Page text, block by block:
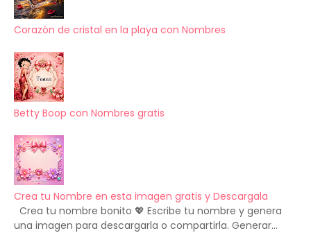
Corazón de cristal en la playa con Nombres
Betty Boop con Nombres gratis
Crea tu Nombre en esta imagen gratis y Descargala
Crea tu nombre bonito 💖 Escribe tu nombre y genera
una imagen para descargarla o compartirla. Generar...